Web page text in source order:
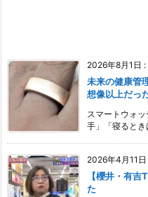
2026年8月1日 :
未来の健康管
想像以上だっ
スマートウォ
手」「寝ると
2026年4月11日
【櫻井・有
た